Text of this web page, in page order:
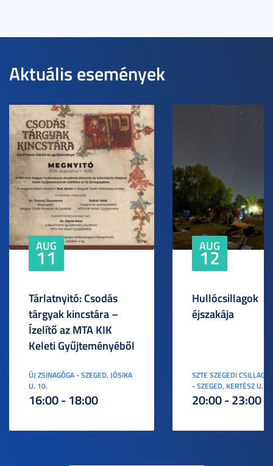
Aktuális események
AUG
11
Tárlatnyitó: Csodás
tárgyak kincstára –
Ízelítő az MTA KIK
Keleti Gyűjteményéből
ÚJ ZSINAGÓGA - SZEGED, JÓSIKA
U. 10.
16:00 - 18:00
AUG
12
Hullócsillagok
éjszakája
SZTE SZEGEDI
- SZEGED, KERTÉSZ U. 3.
20:00 - 23:00